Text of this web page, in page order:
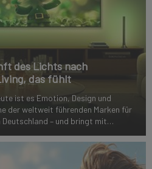
des Lichts nach
das fühlt
ist es Emotion, Design und
der weltweit führenden Marken für
– und bringt mit
n...